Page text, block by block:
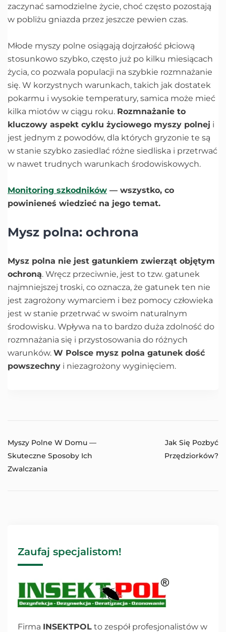
zaczynać samodzielne życie, choć często pozostają
w pobliżu gniazda przez jeszcze pewien czas.
Młode myszy polne osiągają dojrzałość płciową
stosunkowo szybko, często już po kilku miesiącach
życia, co pozwala populacji na szybkie rozmnażanie
się. W korzystnych warunkach, takich jak dostatek
pokarmu i wysokie temperatury, samica może mieć
kilka miotów w ciągu roku. Rozmnażanie to
kluczowy aspekt cyklu życiowego myszy polnej i
jest jednym z powodów, dla których gryzonie te są
w stanie szybko zasiedlać różne siedliska i przetrwać
w nawet trudnych warunkach środowiskowych.
Monitoring szkodników — wszystko, co
powinieneś wiedzieć na jego temat.
Mysz polna: ochrona
Mysz polna nie jest gatunkiem zwierząt objętym
ochroną. Wręcz przeciwnie, jest to tzw. gatunek
najmniejszej troski, co oznacza, że gatunek ten nie
jest zagrożony wymarciem i bez pomocy człowieka
jest w stanie przetrwać w swoim naturalnym
środowisku. Wpływa na to bardzo duża zdolność do
rozmnażania się i przystosowania do różnych
warunków. W Polsce mysz polna gatunek dość
powszechny i niezagrożony wyginięciem.
Myszy Polne W Domu —
Skuteczne Sposoby Ich
Zwalczania
Jak Się Pozbyć
Przędziorków?
Zaufaj specjalistom!
Firma INSEKTPOL to zespół profesjonalistów w